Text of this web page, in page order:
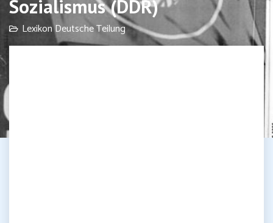
Sozialismus (DDR)
Lexikon Deutsche Teilung